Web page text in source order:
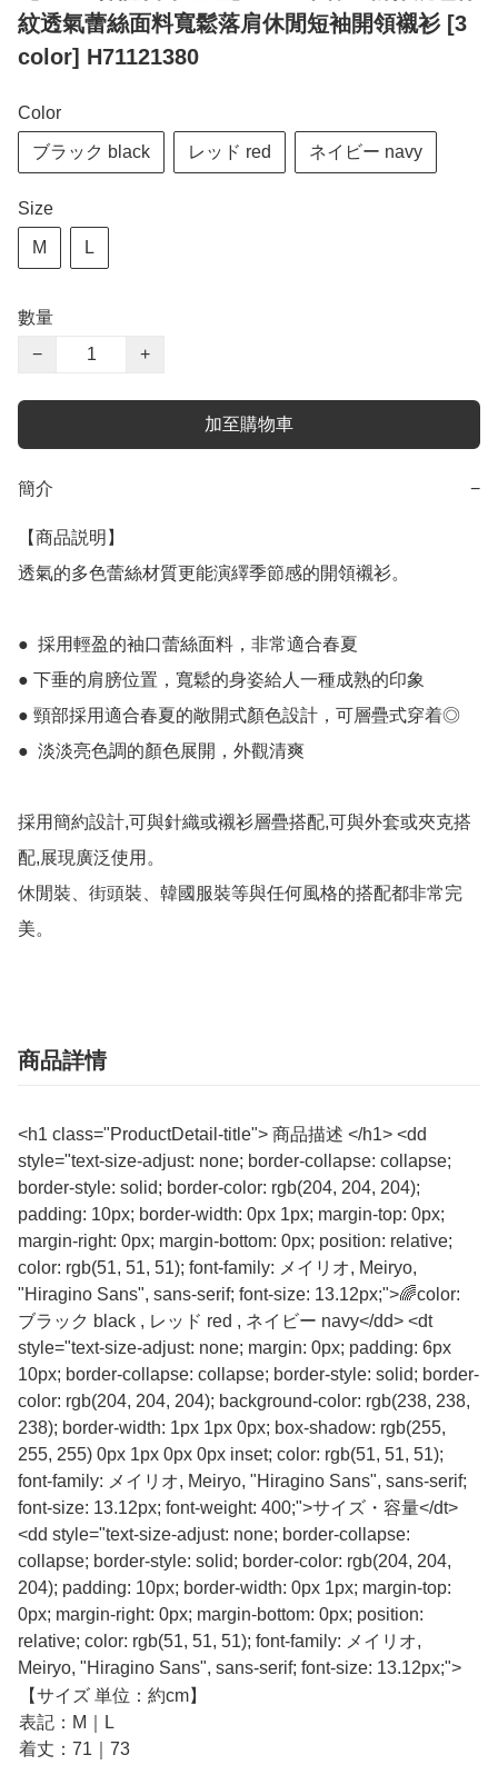
紋透氣蕾絲面料寬鬆落肩休閒短袖開領襯衫 [3
color] H71121380
Color
ブラック black レッド red ネイビー navy
Size
M L
數量
−
+
加至購物車
簡介 −
【商品説明】
透氣的多色蕾絲材質更能演繹季節感的開領襯衫。
●  採用輕盈的袖口蕾絲面料，非常適合春夏
● 下垂的肩膀位置，寬鬆的身姿給人一種成熟的印象
● 頸部採用適合春夏的敞開式顏色設計，可層疊式穿着◎
●  淡淡亮色調的顏色展開，外觀清爽
採用簡約設計,可與針織或襯衫層疊搭配,可與外套或夾克搭
配,展現廣泛使用。
休閒裝、街頭裝、韓國服裝等與任何風格的搭配都非常完
美。
商品詳情
<h1 class="ProductDetail-title"> 商品描述 </h1> <dd
style="text-size-adjust: none; border-collapse: collapse;
border-style: solid; border-color: rgb(204, 204, 204);
padding: 10px; border-width: 0px 1px; margin-top: 0px;
margin-right: 0px; margin-bottom: 0px; position: relative;
color: rgb(51, 51, 51); font-family: メイリオ, Meiryo,
"Hiragino Sans", sans-serif; font-size: 13.12px;">🌈color:
ブラック black , レッド red , ネイビー navy</dd> <dt
style="text-size-adjust: none; margin: 0px; padding: 6px
10px; border-collapse: collapse; border-style: solid; border-
color: rgb(204, 204, 204); background-color: rgb(238, 238,
238); border-width: 1px 1px 0px; box-shadow: rgb(255,
255, 255) 0px 1px 0px 0px inset; color: rgb(51, 51, 51);
font-family: メイリオ, Meiryo, "Hiragino Sans", sans-serif;
font-size: 13.12px; font-weight: 400;">サイズ・容量</dt>
<dd style="text-size-adjust: none; border-collapse:
collapse; border-style: solid; border-color: rgb(204, 204,
204); padding: 10px; border-width: 0px 1px; margin-top:
0px; margin-right: 0px; margin-bottom: 0px; position:
relative; color: rgb(51, 51, 51); font-family: メイリオ,
Meiryo, "Hiragino Sans", sans-serif; font-size: 13.12px;">
【サイズ 単位：約cm】
表記：M｜L
着丈：71｜73